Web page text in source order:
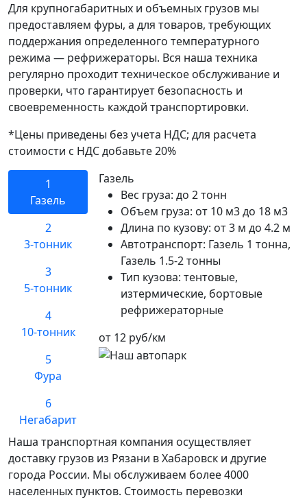
Для крупногабаритных и объемных грузов мы
предоставляем фуры, а для товаров, требующих
поддержания определенного температурного
режима — рефрижераторы. Вся наша техника
регулярно проходит техническое обслуживание и
проверки, что гарантирует безопасность и
своевременность каждой транспортировки.
*Цены приведены без учета НДС; для расчета
стоимости с НДС добавьте 20%
1
Газель
2
3-тонник
3
5-тонник
4
10-тонник
5
Фура
6
Негабарит
Газель
Вес груза: до 2 тонн
Объем груза: от 10 м3 до 18 м3
Длина по кузову: от 3 м до 4.2 м
Автотранспорт: Газель 1 тонна,
Газель 1.5-2 тонны
Тип кузова: тентовые,
изтермические, бортовые
рефрижераторные
от 12 руб/км
Наша транспортная компания осуществляет
доставку грузов из Рязани в Хабаровск и другие
города России. Мы обслуживаем более 4000
населенных пунктов. Стоимость перевозки